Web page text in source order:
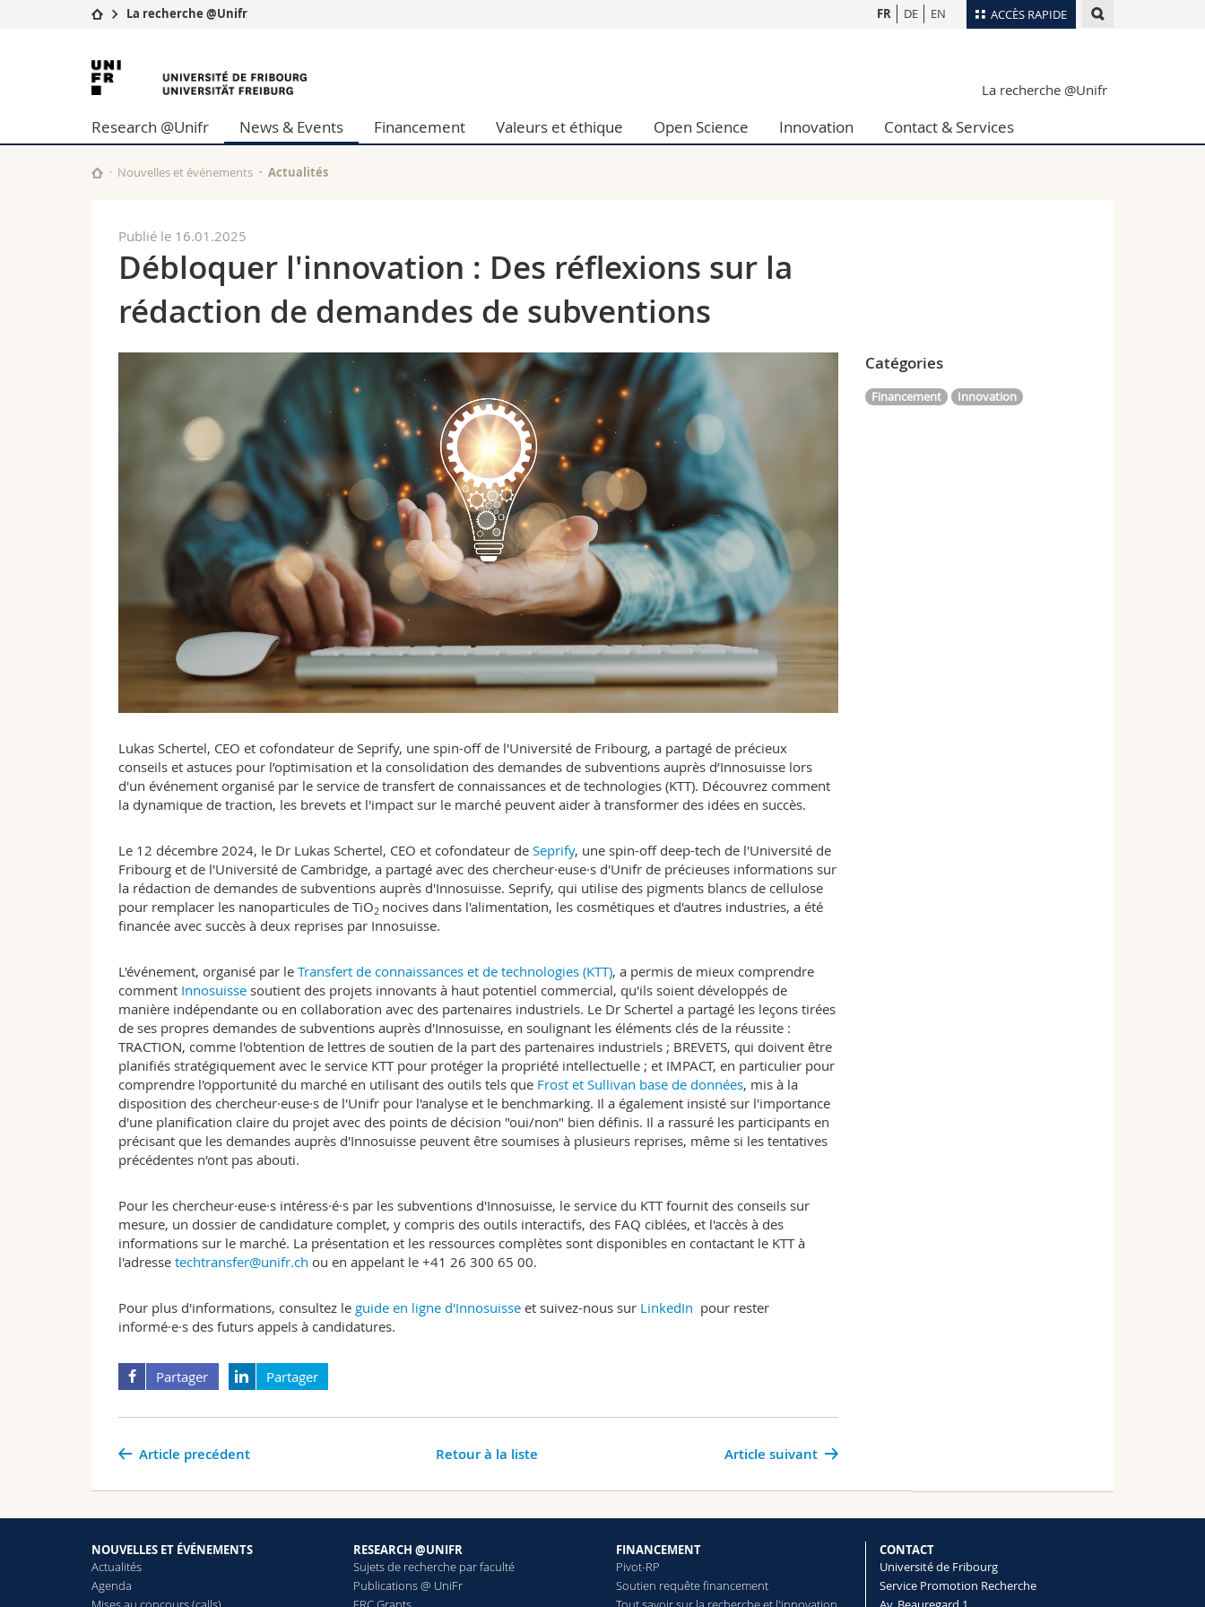
ACCÈS RAPIDE
Université
Recherche
Université
Formation continue
Sciences économiques et sociales et management
Lettres et sciences humaines
Médias
Chercheurs
Plan d'accès
Webmail
FR DE EN
La recherche @Unifr
Université
de
Fribourg
La recherche @Unifr
Research @Unifr News & Events Financement Valeurs et éthique Open Science Innovation Contact & Services
Nouvelles et événements Actualités
Publié le 16.01.2025
Débloquer l'innovation : Des réflexions sur la
rédaction de demandes de subventions
Lukas Schertel, CEO et cofondateur de Seprify, une spin-off de l'Université de Fribourg, a partagé de précieux
conseils et astuces pour l’optimisation et la consolidation des demandes de subventions auprès d’Innosuisse lors
d'un événement organisé par le service de transfert de connaissances et de technologies (KTT). Découvrez comment
la dynamique de traction, les brevets et l'impact sur le marché peuvent aider à transformer des idées en succès.
Le 12 décembre 2024, le Dr Lukas Schertel, CEO et cofondateur de Seprify, une spin-off deep-tech de l'Université de
Fribourg et de l'Université de Cambridge, a partagé avec des chercheur·euse·s d'Unifr de précieuses informations sur
la rédaction de demandes de subventions auprès d'Innosuisse. Seprify, qui utilise des pigments blancs de cellulose
pour remplacer les nanoparticules de TiO2 nocives dans l'alimentation, les cosmétiques et d'autres industries, a été
financée avec succès à deux reprises par Innosuisse.
L'événement, organisé par le Transfert de connaissances et de technologies (KTT), a permis de mieux comprendre
comment Innosuisse soutient des projets innovants à haut potentiel commercial, qu'ils soient développés de
manière indépendante ou en collaboration avec des partenaires industriels. Le Dr Schertel a partagé les leçons tirées
de ses propres demandes de subventions auprès d'Innosuisse, en soulignant les éléments clés de la réussite :
TRACTION, comme l'obtention de lettres de soutien de la part des partenaires industriels ; BREVETS, qui doivent être
planifiés stratégiquement avec le service KTT pour protéger la propriété intellectuelle ; et IMPACT, en particulier pour
comprendre l'opportunité du marché en utilisant des outils tels que Frost et Sullivan base de données, mis à la
disposition des chercheur·euse·s de l'Unifr pour l'analyse et le benchmarking. Il a également insisté sur l'importance
d'une planification claire du projet avec des points de décision "oui/non" bien définis. Il a rassuré les participants en
précisant que les demandes auprès d'Innosuisse peuvent être soumises à plusieurs reprises, même si les tentatives
précédentes n'ont pas abouti.
Pour les chercheur·euse·s intéress·é·s par les subventions d'Innosuisse, le service du KTT fournit des conseils sur
mesure, un dossier de candidature complet, y compris des outils interactifs, des FAQ ciblées, et l'accès à des
informations sur le marché. La présentation et les ressources complètes sont disponibles en contactant le KTT à
l'adresse techtransfer@unifr.ch ou en appelant le +41 26 300 65 00.
Pour plus d'informations, consultez le guide en ligne d'Innosuisse et suivez-nous sur LinkedIn pour rester
informé·e·s des futurs appels à candidatures.
Partager Partager
Article suivant
Article precédent Retour à la liste
Catégories
Financement Innovation
NOUVELLES ET ÉVÉNEMENTS
Actualités
Agenda
RESEARCH @UNIFR
Sujets de recherche par faculté
Publications @ UniFr
FINANCEMENT
Pivot-RP
Soutien requête financement
CONTACT
Université de Fribourg
Service Promotion Recherche